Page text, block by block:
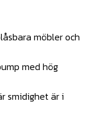
möbler och
med hög
smidighet är i